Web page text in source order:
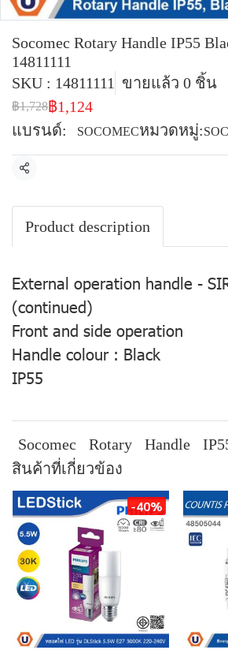
Socomec Rotary Handle IP55
14811111
SKU : 14811111 ขายแล้ว 0 ชิ้น
฿1,728฿1,124
แบรนด์:
SOCOMECหมวดหมู่:
แชร์
Product description
External operation handle -
(continued)
Front and side operation
Handle colour : Black
IP55
Socomec Rotary Handle
สินค้าที่เกี่ยวข้อง
-40%